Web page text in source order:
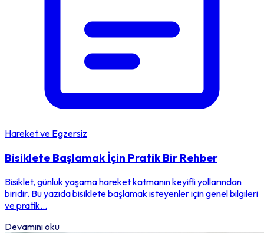
Hareket ve Egzersiz
Bisiklete Başlamak İçin Pratik Bir Rehber
Bisiklet, günlük yaşama hareket katmanın keyifli yollarından
biridir. Bu yazıda bisiklete başlamak isteyenler için genel bilgileri
ve pratik...
Devamını oku